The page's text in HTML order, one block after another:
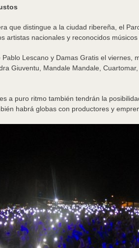
que distingue a la ciudad ribereña, el
artistas nacionales y reconocidos músicos
Lescano y Damas Gratis el
Giuventu, Mandale Mandale,
a puro ritmo también tendrán la
habrá globas con productores y